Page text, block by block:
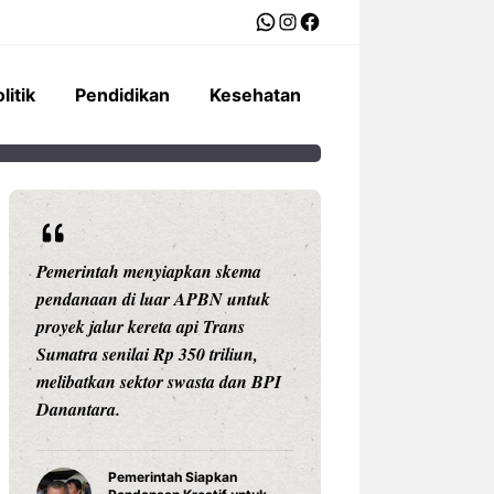
WhatsApp
Instagram
Facebook
Pendidikan Kesehatan
Pemerintah menyiapkan skema
pendanaan di luar APBN untuk
proyek jalur kereta api Trans
Sumatra senilai Rp 350 triliun,
melibatkan sektor swasta dan BPI
Danantara.
Pemerintah Siapkan